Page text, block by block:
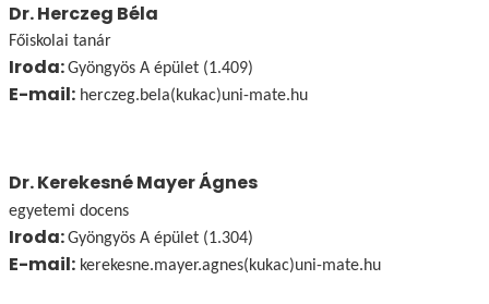
Dr. Herczeg Béla
Főiskolai tanár
Iroda:Gyöngyös A épület (1.409)
E-mail: herczeg.bela(kukac)uni-mate.hu
Dr. Kerekesné Mayer Ágnes
egyetemi docens
Iroda:Gyöngyös A épület (1.304)
E-mail: kerekesne.mayer.agnes(kukac)uni-mate.hu